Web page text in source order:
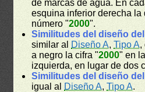
de marcas de agua. En
esquina inferior derecha la
número "2000".
Similitudes del diseño
similar al Diseño A,Tipo A,
a negro la cifra "2000" en
izquierda, en lugar de dos
Similitudes del diseño
igual al Diseño A,Tipo A.